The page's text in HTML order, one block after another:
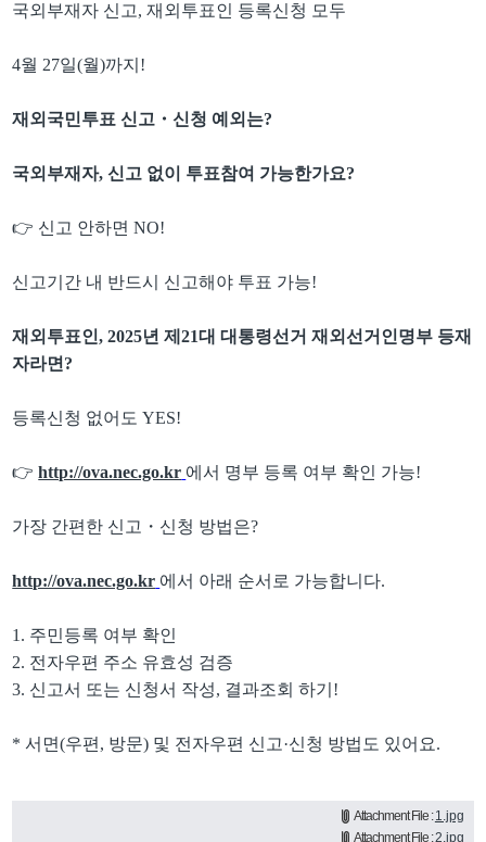
국외부재자 신고,재외투표인 등록신청 모두
4월 27일(월)까지 !
재외국민투표 신고 ・신청 예외는?
국외부재자,신고 없이 투표참여 가능한가요?
👉 신고 안하면NO!
신고기간 내 반드시 신고해야 투표 가능!
재외투표인, 2025년 제21대 대통령선거 재외선거인명부 등재
자라면 ?
등록신청 없어도YES!
👉http://ova.nec.go.kr 에서 명부 등록 여부 확인 가능!
가장 간편한 신고 ・ 신청 방법은?
http://ova.nec.go.kr 에서 아래 순서로 가능합니다.
1. 주민등록 여부 확인
2. 전자우편 주소 유효성 검증
3. 신고서 또는 신청서 작성, 결과조회 하기 !
*서면(우편 , 방문) 및 전자우편 신고·신청 방법도 있어요.
Attachment File :1.jpg
Attachment File :2.jpg